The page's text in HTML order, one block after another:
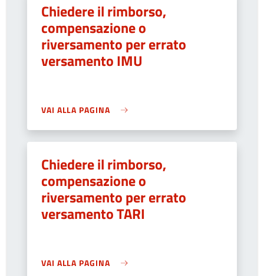
Chiedere il rimborso,
compensazione o
riversamento per errato
versamento IMU
VAI ALLA PAGINA
Chiedere il rimborso,
compensazione o
riversamento per errato
versamento TARI
VAI ALLA PAGINA